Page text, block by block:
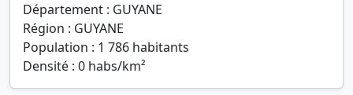
Département : GUYANE
Région : GUYANE
Population : 1 786 habitants
Densité : 0 habs/km²